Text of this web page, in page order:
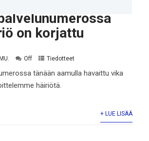
on korjattu
Off Tiedotteet
tänään aamulla havaittu vika
häiriötä.
+ LUE LISÄÄ